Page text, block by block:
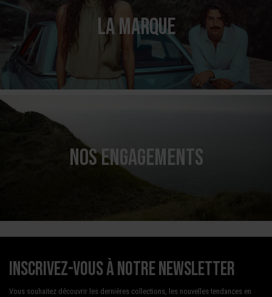
LA MARQUE
NOS ENGAGEMENTS
Inscrivez-vous à notre newsletter
Vous souhaitez découvrir les dernières collections, les nouvelles tendances en